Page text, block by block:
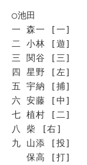
◯池田
一 森一 [一]
二 小林 [遊]
三 関谷 [三]
四 星野 [左]
五 宇納 [捕]
六 安藤 [中]
七 植村 [二]
八 柴 [右]
九 山添 [投]
保高 [打]